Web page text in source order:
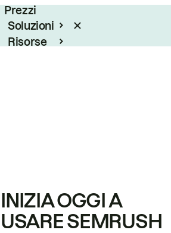
Prezzi
Soluzioni
Risorse
INIZIA OGGI A
USARE SEMRUSH